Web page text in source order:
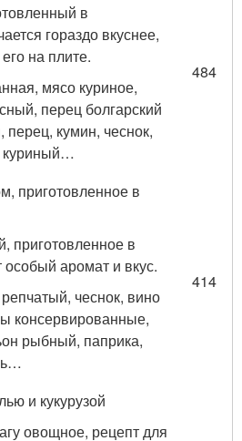
в
гораздо вкуснее,
на плите.
мясо куриное,
перец болгарский
кумин, чеснок,
куриный…
484
приготовленное в
приготовленное в
аромат и вкус.
чеснок, вино
консервированные,
рыбный, паприка,
414
и кукурузой
овощное, рецепт для